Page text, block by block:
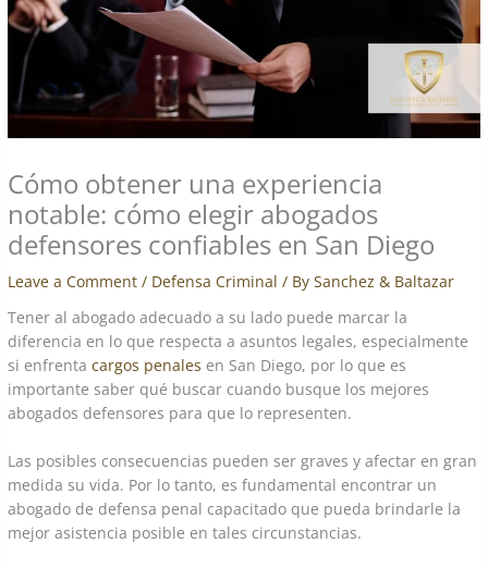
Cómo obtener una experiencia
notable: cómo elegir abogados
defensores confiables en San Diego
Leave a Comment / Defensa Criminal / BySanchez & Baltazar
Tener al abogado adecuado a su lado puede marcar la
diferencia en lo que respecta a asuntos legales, especialmente
si enfrentacargos penales en San Diego, por lo que es
importante saber qué buscar cuando busque los mejores
abogados defensores para que lo representen.
Las posibles consecuencias pueden ser graves y afectar en gran
medida su vida. Por lo tanto, es fundamental encontrar un
abogado de defensa penal capacitado que pueda brindarle la
mejor asistencia posible en tales circunstancias.